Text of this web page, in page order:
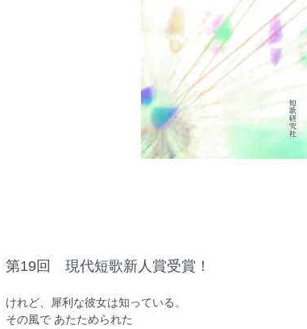
第19回 現代短歌新人賞受賞！
けれど、犀利な彼女は知っている。
その風で あたためられた